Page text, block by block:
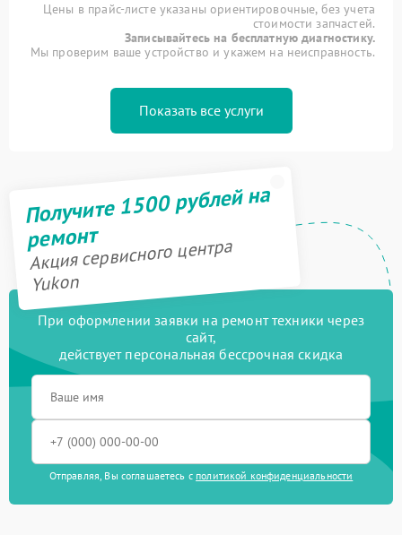
Цены в прайс-листе указаны ориентировочные, без учета
стоимости запчастей.
Записывайтесь на бесплатную диагностику.
Мы проверим ваше устройство и укажем на неисправность.
Показать все услуги
Получите 1500 рублей на
ремонт
Акция сервисного центра
Yukon
При оформлении заявки на ремонт техники через
сайт,
действует персональная бессрочная скидка
Отправляя, Вы соглашаетесь с политикой конфиденциальности